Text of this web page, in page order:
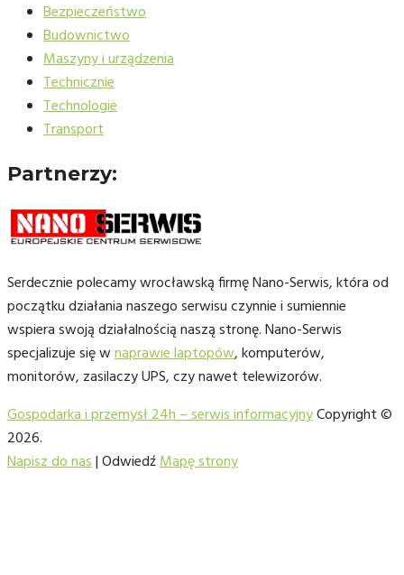
Bezpieczeństwo
Budownictwo
Maszyny i urządzenia
Technicznie
Technologie
Transport
Partnerzy:
Serdecznie polecamy wrocławską firmę Nano-Serwis, która od
początku działania naszego serwisu czynnie i sumiennie
wspiera swoją działalnością naszą stronę. Nano-Serwis
specjalizuje się wnaprawie laptopów, komputerów,
monitorów, zasilaczy UPS, czy nawet telewizorów.
Gospodarka i przemysł 24h – serwis informacyjnyCopyright ©
2026.
Napisz do nas| OdwiedźMapę strony